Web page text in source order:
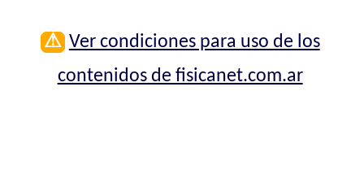
⚠ Ver condiciones para uso de los
contenidos de fisicanet.com.ar